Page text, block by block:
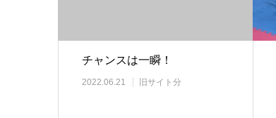
チャンスは一瞬！
2022.06.21 旧サイト分